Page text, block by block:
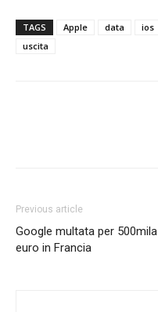
TAGS Apple data ios
uscita
Previous article
Google multata per 500mila
euro in Francia